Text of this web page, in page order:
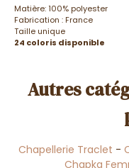
Matière: 100% polyester
Fabrication : France
Taille unique
24 coloris disponible
Autres
Chapellerie Traclet -
Chapka